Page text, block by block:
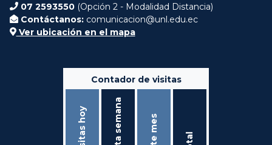
07 2593550 (Opción 2 - Modalidad Distancia)
Contáctanos: comunicacion@unl.edu.ec
Ver ubicación en el mapa
Contador de visitas
Visitas hoy Ésta semana Éste mes